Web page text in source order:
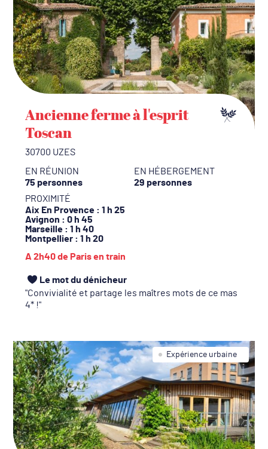
Ancienne ferme à l'esprit
Toscan
30700 UZES
EN RÉUNION
75 personnes
EN HÉBERGEMENT
29 personnes
PROXIMITÉ
Aix En Provence : 1 h 25
Avignon : 0 h 45
Marseille : 1 h 40
Montpellier : 1 h 20
A 2h40 de Paris en train
Le mot du dénicheur
Convivialité et partage les maîtres mots de ce mas
4* !
Expérience urbaine